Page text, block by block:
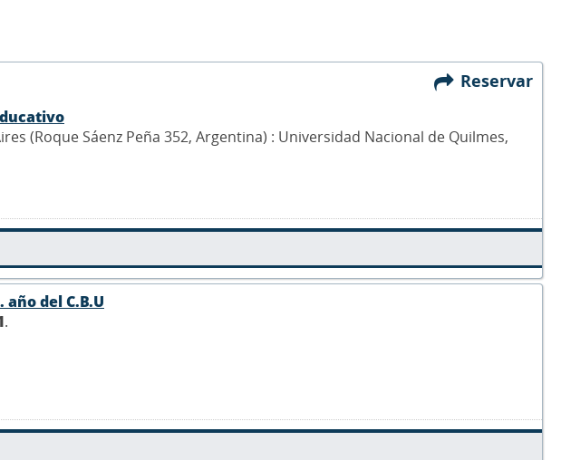
Reservar
(Roque Sáenz Peña 352, Argentina) : Universidad Nacional de Quilmes,
del C.B.U
.